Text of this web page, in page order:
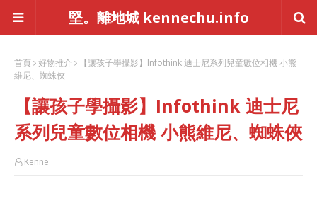
堅。離地城 kennechu.info
首頁 好物推介
【讓孩子學攝影】Infothink 迪士尼系列兒童數位相機 小熊
維尼、蜘蛛俠
【讓孩子學攝影】Infothink 迪士尼
系列兒童數位相機 小熊維尼、蜘蛛俠
Kenne